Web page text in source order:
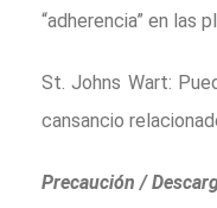
“adherencia” en las
St. Johns Wart:
cansancio
Precaución /